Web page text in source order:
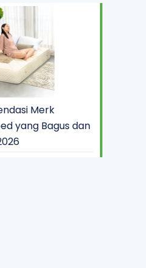
Merk
yang Bagus dan